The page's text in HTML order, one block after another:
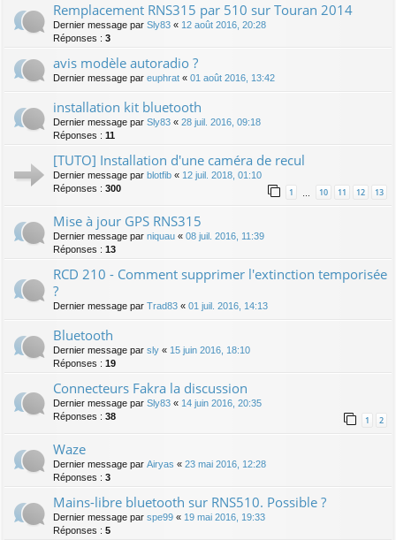
Remplacement RNS315 par 510 sur Touran 2014
Dernier message par Sly83 « 12 août 2016, 20:28
Réponses : 3
avis modèle autoradio ?
Dernier message par euphrat « 01 août 2016, 13:42
installation kit bluetooth
Dernier message par Sly83 « 28 juil. 2016, 09:18
Réponses : 11
[TUTO] Installation d'une caméra de recul
Dernier message par blotfib « 12 juil. 2018, 01:10
Réponses : 300 1 … 10 11 12 13
Mise à jour GPS RNS315
Dernier message par niquau « 08 juil. 2016, 11:39
Réponses : 13
RCD 210 - Comment supprimer l'extinction temporisée
?
Dernier message par Trad83 « 01 juil. 2016, 14:13
Bluetooth
Dernier message par sly « 15 juin 2016, 18:10
Réponses : 19
Connecteurs Fakra la discussion
Dernier message par Sly83 « 14 juin 2016, 20:35
Réponses : 38 1 2
Waze
Dernier message par Airyas « 23 mai 2016, 12:28
Réponses : 3
Mains-libre bluetooth sur RNS510. Possible ?
Dernier message par spe99 « 19 mai 2016, 19:33
Réponses : 5